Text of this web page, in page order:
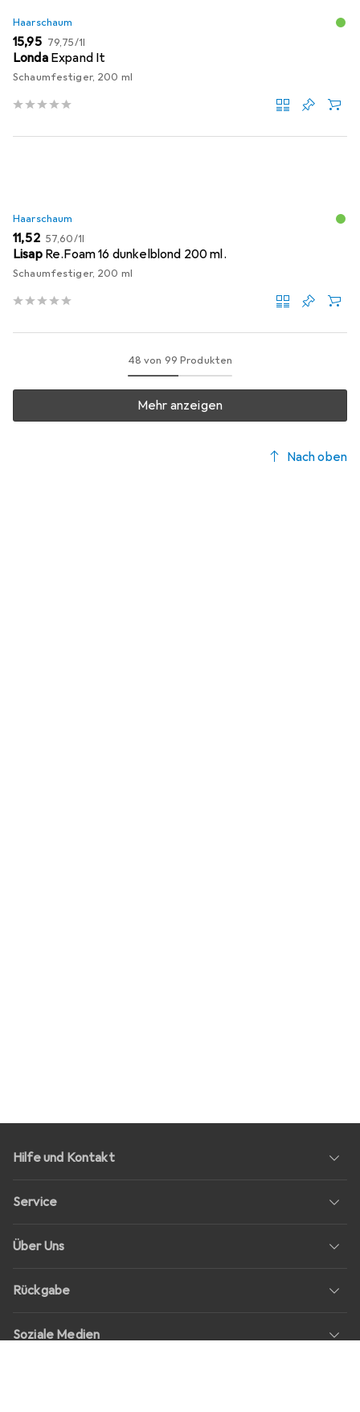
Haarschaum
EUR
15,95 EUR
79,75/1l
Londa Expand It
Schaumfestiger, 200 ml
Haarschaum
EUR
11,52 EUR
57,60/1l
Lisap Re.Foam 16 dunkelblond 200 ml.
Schaumfestiger, 200 ml
48 von 99 Produkten
Mehr anzeigen
Nach oben
Hilfe und Kontakt
Service
Über Uns
Rückgabe
Soziale Medien